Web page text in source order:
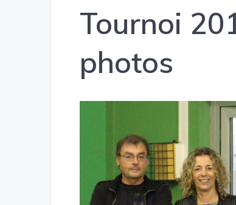
Tournoi
photos